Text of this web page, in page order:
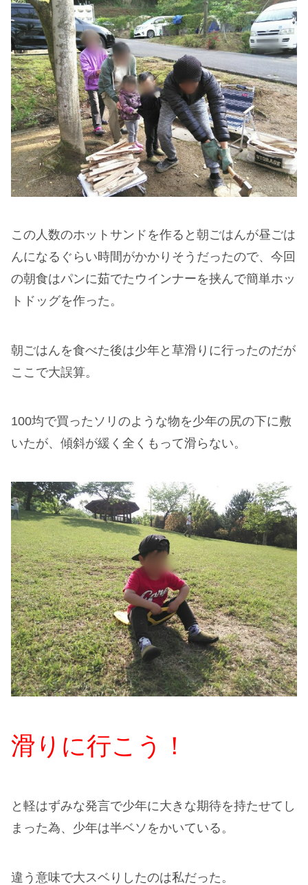
この人数のホットサンドを作ると朝ごはんが昼ごは
んになるぐらい時間がかかりそうだったので、今回
の朝食はパンに茹でたウインナーを挟んで簡単ホッ
トドッグを作った。
朝ごはんを食べた後は少年と草滑りに行ったのだが
ここで大誤算。
100均で買ったソリのような物を少年の尻の下に敷
いたが、傾斜が緩く全くもって滑らない。
滑りに行こう！
と軽はずみな発言で少年に大きな期待を持たせてし
まった為、少年は半ベソをかいている。
違う意味で大スベりしたのは私だった。